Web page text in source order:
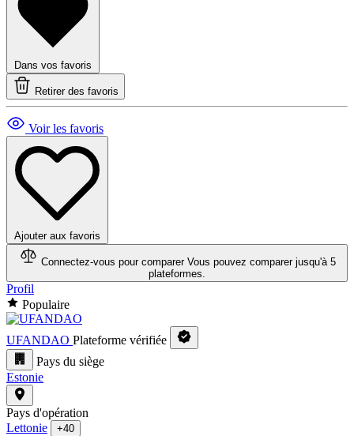
Dans vos favoris
Retirer des favoris
Voir les favoris
Ajouter aux favoris
Connectez-vous pour comparer Vous pouvez comparer jusqu'à 5
plateformes.
Profil
Populaire
UFANDAO Plateforme vérifiée
Pays du siège
Estonie
Pays d'opération
Lettonie
+40